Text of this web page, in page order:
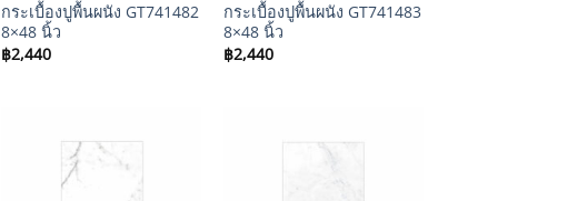
กระเบื้องปูพื้นผนัง GT741482
8×48 นิ้ว
฿2,440
กระเบื้องปูพื้นผนัง GT741483
8×48 นิ้ว
฿2,440